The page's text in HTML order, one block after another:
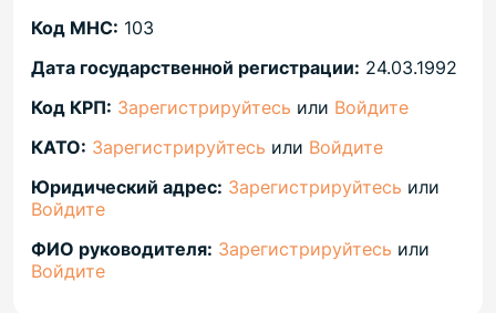
Код МНС: 103
Дата государственной регистрации: 24.03.1992
Код КРП: Зарегистрируйтесь или Войдите
КАТО: Зарегистрируйтесь или Войдите
Юридический адрес: Зарегистрируйтесь или
Войдите
ФИО руководителя: Зарегистрируйтесь или
Войдите